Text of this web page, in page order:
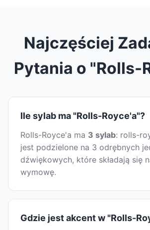
Najczęściej
Pytania o "Rolls-
Ile sylab ma "Rolls-Royce'a"?
Rolls-Royce'a ma 3 sylab: rolls-
jest podzielone na 3 odrębnych
dźwiękowych, które składają się
wymowę.
Gdzie jest akcent w "Rolls-